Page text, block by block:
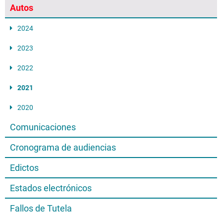
Autos
2024
2023
2022
2021
2020
Comunicaciones
Cronograma de audiencias
Edictos
Estados electrónicos
Fallos de Tutela